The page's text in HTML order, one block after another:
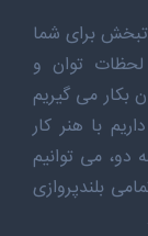
برای شما
لحظات توان و
بکار می گیریم
با هنر کار
می توانیم
بلندپروازی